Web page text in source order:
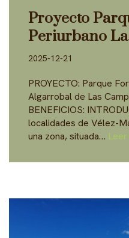
Proyecto
Periurbano
2025-12-21
PROYECTO: Parque
Algarrobal de Las
BENEFICIOS:
localidades de Vélez-
una zona, situada…